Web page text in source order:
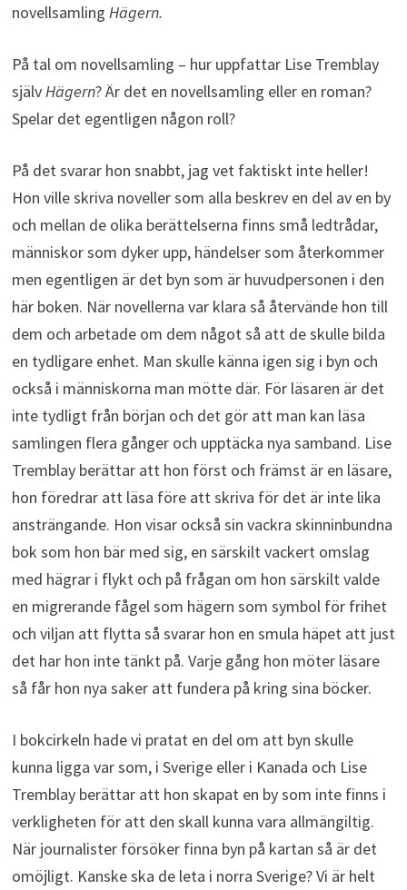
novellsamling Hägern.
På tal om novellsamling – hur uppfattar Lise Tremblay
självHägern? Är det en novellsamling eller en roman?
Spelar det egentligen någon roll?
På det svarar hon snabbt, jag vet faktiskt inte heller!
Hon ville skriva noveller som alla beskrev en del av en by
och mellan de olika berättelserna finns små ledtrådar,
människor som dyker upp, händelser som återkommer
men egentligen är det byn som är huvudpersonen i den
här boken. När novellerna var klara så återvände hon till
dem och arbetade om dem något så att de skulle bilda
en tydligare enhet. Man skulle känna igen sig i byn och
också i människorna man mötte där. För läsaren är det
inte tydligt från början och det gör att man kan läsa
samlingen flera gånger och upptäcka nya samband. Lise
Tremblay berättar att hon först och främst är en läsare,
hon föredrar att läsa före att skriva för det är inte lika
ansträngande. Hon visar också sin vackra skinninbundna
bok som hon bär med sig, en särskilt vackert omslag
med hägrar i flykt och på frågan om hon särskilt valde
en migrerande fågel som hägern som symbol för frihet
och viljan att flytta så svarar hon en smula häpet att just
det har hon inte tänkt på. Varje gång hon möter läsare
så får hon nya saker att fundera på kring sina böcker.
I bokcirkeln hade vi pratat en del om att byn skulle
kunna ligga var som, i Sverige eller i Kanada och Lise
Tremblay berättar att hon skapat en by som inte finns i
verkligheten för att den skall kunna vara allmängiltig.
När journalister försöker finna byn på kartan så är det
omöjligt. Kanske ska de leta i norra Sverige? Vi är helt